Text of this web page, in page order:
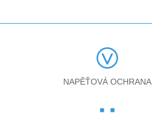
NAPĚŤOVÁ OCHRANA